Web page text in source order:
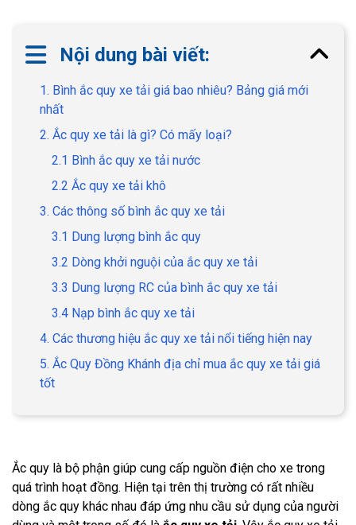
Nội dung bài viết:
1. Bình ắc quy xe tải giá bao nhiêu? Bảng giá mới
nhất
2. Ắc quy xe tải là gì? Có mấy loại?
2.1 Bình ắc quy xe tải nước
2.2 Ắc quy xe tải khô
3. Các thông số bình ắc quy xe tải
3.1 Dung lượng bình ắc quy
3.2 Dòng khởi nguội của ắc quy xe tải
3.3 Dung lượng RC của bình ắc quy xe tải
3.4 Nạp bình ắc quy xe tải
4. Các thương hiệu ắc quy xe tải nổi tiếng hiện nay
5. Ắc Quy Đồng Khánh địa chỉ mua ắc quy xe tải giá
tốt
Ắc quy là bộ phận giúp cung cấp nguồn điện cho xe trong
quá trình hoạt đồng. Hiện tại trên thị trường có rất nhiều
dòng ắc quy khác nhau đáp ứng nhu cầu sử dụng của người